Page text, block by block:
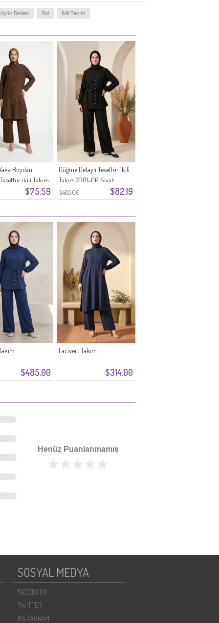
Beden Bol İkili Takım
$75.59
Boydan
ikili Takım
$485.00 $82.19
Düğme Detaylı Tesettür ikili
Takım 2301-06 Siyah
$485.00 $314.00
Lacivert Takım
Henüz Puanlanmamış
SOSYAL MEDYA
FACEBOOK
TWITTER
INSTAGRAM